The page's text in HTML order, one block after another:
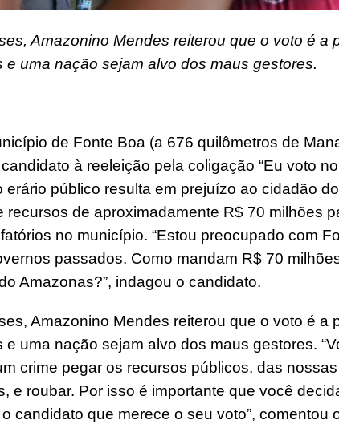
Amazonino Mendes reiterou que o voto é a
e uma nação sejam alvo dos maus gestores.
de Fonte Boa (a 676 quilômetros de
à reeleição pela coligação “Eu voto
erário público resulta em prejuízo ao cidadão
recursos de aproximadamente R$ 70 milhões
no município. “Estou preocupado com
passados. Como mandam R$ 70
Amazonas?”, indagou o candidato.
Amazonino Mendes reiterou que o voto é a
e uma nação sejam alvo dos maus gestores.
crime pegar os recursos públicos, das
e roubar. Por isso é importante que você
candidato que merece o seu voto”, comentou